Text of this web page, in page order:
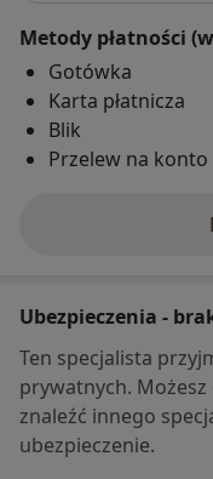
Metody płatności
Gotówka
Karta płatnicza
Blik
Przelew na konto
Ubezpieczenia -
Ten specjalista
prywatnych. Możesz
znaleźć innego
ubezpieczenie.